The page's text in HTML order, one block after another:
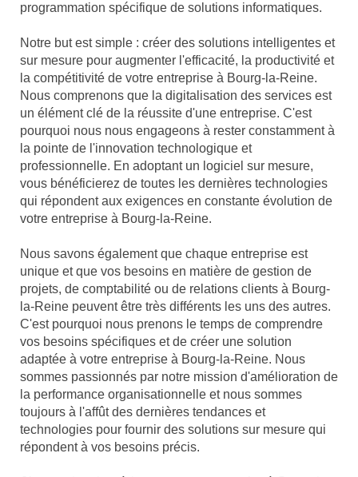
programmation spécifique de solutions informatiques.
Notre but est simple : créer des solutions intelligentes et
sur mesure pour augmenter l'efficacité, la productivité et
la compétitivité de votre entreprise à Bourg-la-Reine.
Nous comprenons que la digitalisation des services est
un élément clé de la réussite d'une entreprise. C'est
pourquoi nous nous engageons à rester constamment à
la pointe de l'innovation technologique et
professionnelle. En adoptant un logiciel sur mesure,
vous bénéficierez de toutes les dernières technologies
qui répondent aux exigences en constante évolution de
votre entreprise à Bourg-la-Reine.
Nous savons également que chaque entreprise est
unique et que vos besoins en matière de gestion de
projets, de comptabilité ou de relations clients à Bourg-
la-Reine peuvent être très différents les uns des autres.
C'est pourquoi nous prenons le temps de comprendre
vos besoins spécifiques et de créer une solution
adaptée à votre entreprise à Bourg-la-Reine. Nous
sommes passionnés par notre mission d'amélioration de
la performance organisationnelle et nous sommes
toujours à l'affût des dernières tendances et
technologies pour fournir des solutions sur mesure qui
répondent à vos besoins précis.